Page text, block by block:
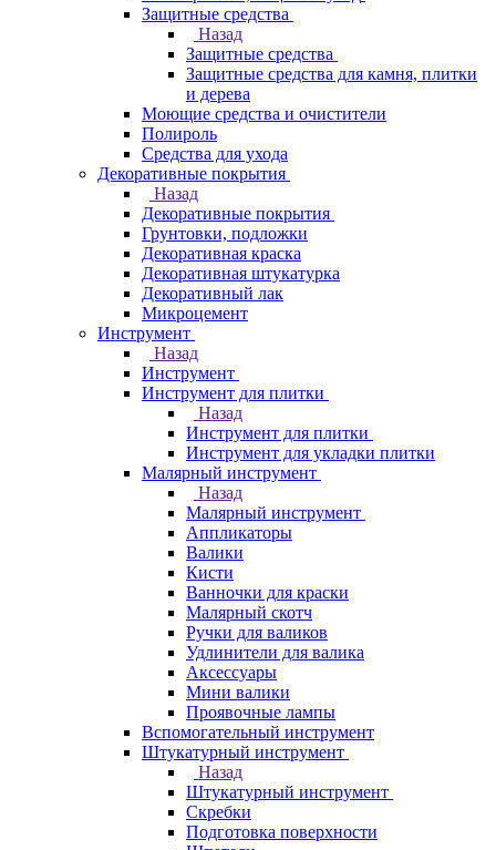
Защитные средства
Назад
Защитные средства
Защитные средства для камня, плитки
и дерева
Моющие средства и очистители
Полироль
Средства для ухода
Декоративные покрытия
Назад
Декоративные покрытия
Грунтовки, подложки
Декоративная краска
Декоративная штукатурка
Декоративный лак
Микроцемент
Инструмент
Назад
Инструмент
Инструмент для плитки
Назад
Инструмент для плитки
Инструмент для укладки плитки
Малярный инструмент
Назад
Малярный инструмент
Аппликаторы
Валики
Кисти
Ванночки для краски
Малярный скотч
Ручки для валиков
Удлинители для валика
Аксессуары
Мини валики
Проявочные лампы
Вспомогательный инструмент
Штукатурный инструмент
Назад
Штукатурный инструмент
Скребки
Подготовка поверхности